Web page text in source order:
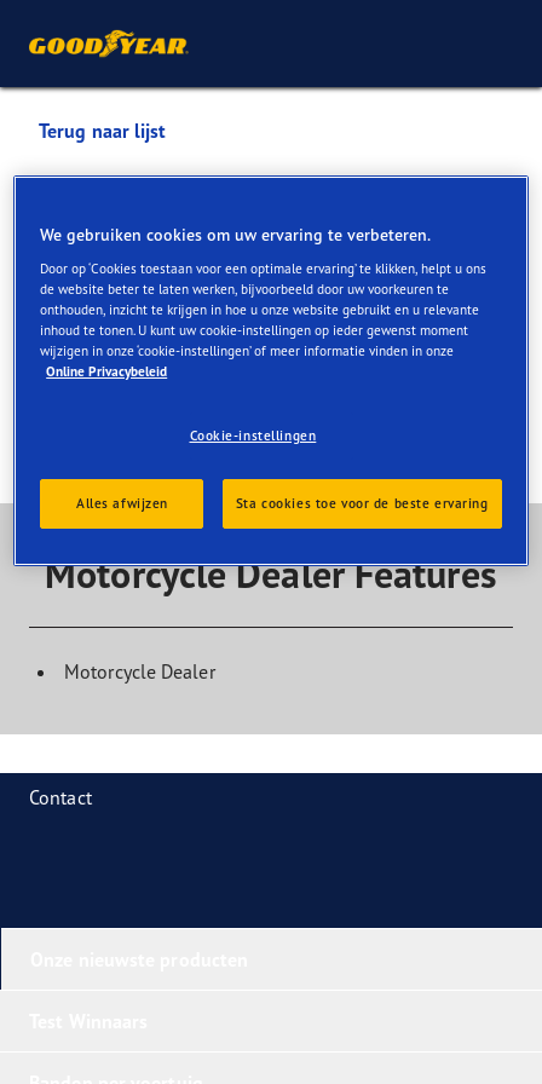
Terug naar lijst
Contactgegevens Services Klantfaciliteiten
Motorcycle Dealer Features
Motorcycle Dealer
Contact
We gebruiken cookies om uw ervaring te verbeteren.
Door op ‘Cookies toestaan voor een optimale ervaring’ te klikken, helpt u ons
de website beter te laten werken, bijvoorbeeld door uw voorkeuren te
onthouden, inzicht te krijgen in hoe u onze website gebruikt en u relevante
inhoud te tonen. U kunt uw cookie-instellingen op ieder gewenst moment
wijzigen in onze ‘cookie-instellingen’ of meer informatie vinden in onze
Online Privacybeleid
Cookie-instellingen
Alles afwijzen Sta cookies toe voor de beste ervaring